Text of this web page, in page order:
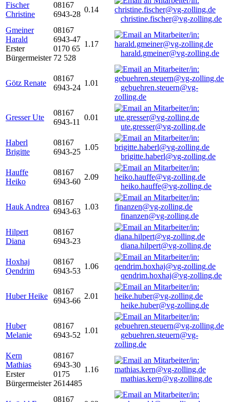
Fischer
Christine
08167
6943-28
0.14
christine.fischer@vg-zolling.de
Gmeiner
Harald
Erster
Bürgermeister
08167
6943-47
0170 65
72 528
1.17
harald.gmeiner@vg-zolling.de
Götz Renate
08167
6943-24
1.01
gebuehren.steuern@vg-
zolling.de
Gresser Ute
08167
6943-11
0.01
ute.gresser@vg-zolling.de
Haberl
Brigitte
08167
6943-25
1.05
brigitte.haberl@vg-zolling.de
Hauffe
Heiko
08167
6943-60
2.09
heiko.hauffe@vg-zolling.de
Hauk Andrea
08167
6943-63
1.03
finanzen@vg-zolling.de
Hilpert
Diana
08167
6943-23
diana.hilpert@vg-zolling.de
Hoxhaj
Qendrim
08167
6943-53
1.06
qendrim.hoxhaj@vg-zolling.de
Huber Heike
08167
6943-66
2.01
heike.huber@vg-zolling.de
Huber
Melanie
08167
6943-52
1.01
gebuehren.steuern@vg-
zolling.de
Kern
Mathias
Erster
Bürgermeister
08167
6943-30
0175
2614485
1.16
mathias.kern@vg-zolling.de
08167